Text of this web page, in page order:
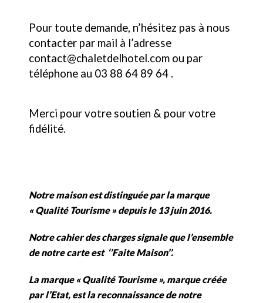
Pour toute demande, n’hésitez pas à nous
contacter par mail à l’adresse
contact@chaletdelhotel.com ou par
téléphone au 03 88 64 89 64 .
Merci pour votre soutien & pour votre
fidélité.
Notre maison est distinguée par la marque
« Qualité Tourisme » depuis le 13 juin 2016.
Notre cahier des charges signale que l’ensemble
de notre carte est ‘’Faite Maison’’.
La marque « Qualité Tourisme », marque créée
par l’Etat, est la reconnaissance de notre